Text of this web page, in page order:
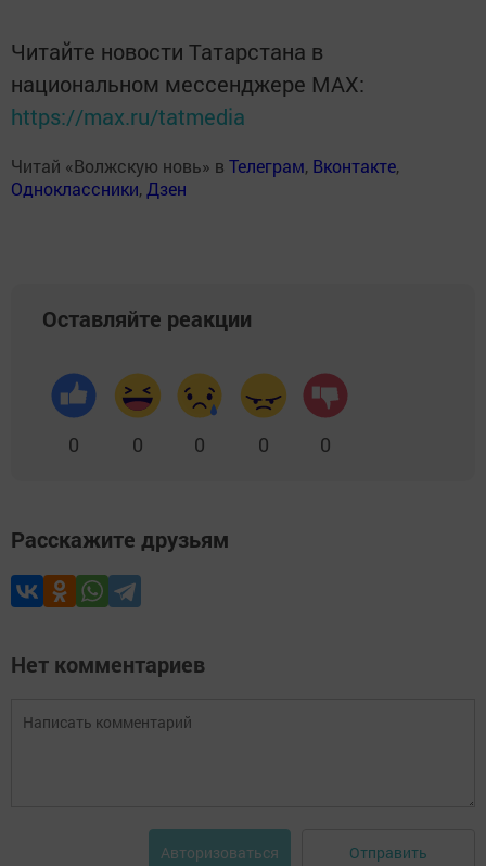
Читайте новости Татарстана в
национальном мессенджере MАХ:
https://max.ru/tatmedia
Читай «Волжскую новь» в Телеграм, Вконтакте,
Одноклассники, Дзен
Оставляйте реакции
0 0 0 0 0
Расскажите друзьям
Нет комментариев
Авторизоваться Отправить